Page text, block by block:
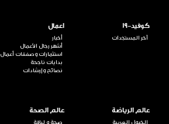
كوفيد-19
آخر المستجدات
اعمال
أخبار
أشهر رجال الأعمال
استثمارات وصفقات أعمال
بدايات ناجحة
نصائح وإرشادات
عالم الرياضة
الخيول العربية
عالم الصحة
صحة و لياقة